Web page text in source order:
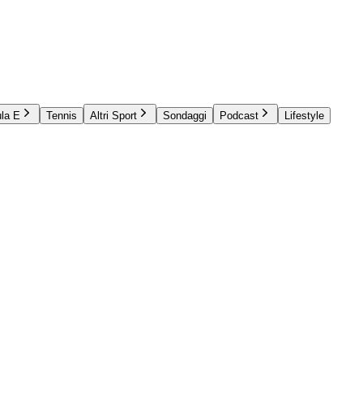
E Tennis Altri Sport Sondaggi Podcast
Lifestyle